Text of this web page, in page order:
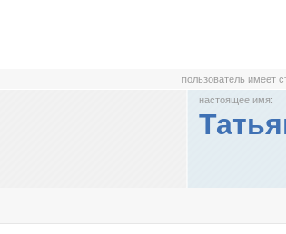
пользователь имеет
настоящее имя: